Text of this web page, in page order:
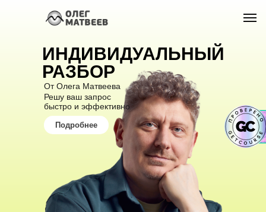
ИНДИВИДУАЛЬНЫЙ
РАЗБОР
Решу ваш запрос
быстро и эффективно
От Олега Матвеева
Подробнее